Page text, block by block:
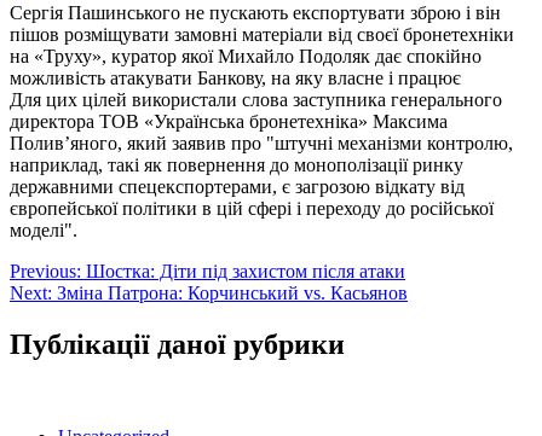
Сергія Пашинського не пускають експортувати зброю і він
пішов розміщувати замовні матеріали від своєї бронетехніки
на «Труху», куратор якої Михайло Подоляк дає спокійно
можливість атакувати Банкову, на яку власне і працює
Для цих цілей використали слова заступника генерального
директора ТОВ «Українська бронетехніка» Максима
Поливʼяного, який заявив про "штучні механізми контролю,
наприклад, такі як повернення до монополізації ринку
державними спецекспортерами, є загрозою відкату від
європейської політики в цій сфері і переходу до російської
моделі".
Навігація
записів
Previous: Шостка: Діти під захистом після атаки
Next: Зміна Патрона: Корчинський vs. Касьянов
Публікації даної рубрики